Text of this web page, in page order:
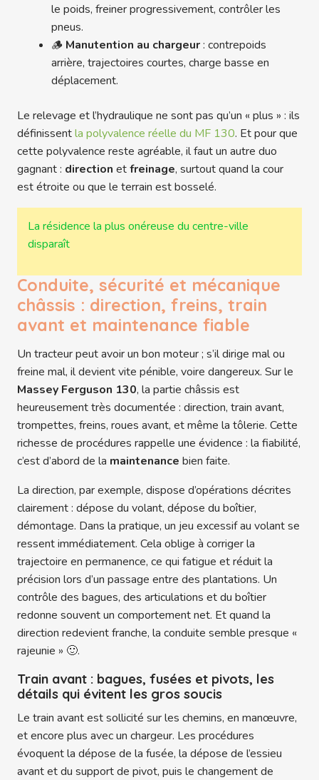
le poids, freiner progressivement, contrôler les
pneus.
🪵 Manutention au chargeur: contrepoids
arrière, trajectoires courtes, charge basse en
déplacement.
Le relevage et l’hydraulique ne sont pas qu’un « plus » : ils
définissentla polyvalence réelle du MF 130. Et pour que
cette polyvalence reste agréable, il faut un autre duo
gagnant : direction etfreinage, surtout quand la cour
est étroite ou que le terrain est bosselé.
La résidence la plus onéreuse du centre-ville
disparaît
Conduite, sécurité et mécanique
châssis : direction, freins, train
avant et maintenance fiable
Un tracteur peut avoir un bon moteur ; s’il dirige mal ou
freine mal, il devient vite pénible, voire dangereux. Sur le
Massey Ferguson 130, la partie châssis est
heureusement très documentée : direction, train avant,
trompettes, freins, roues avant, et même la tôlerie. Cette
richesse de procédures rappelle une évidence : la fiabilité,
c’est d’abord de la maintenance bien faite.
La direction, par exemple, dispose d’opérations décrites
clairement : dépose du volant, dépose du boîtier,
démontage. Dans la pratique, un jeu excessif au volant se
ressent immédiatement. Cela oblige à corriger la
trajectoire en permanence, ce qui fatigue et réduit la
précision lors d’un passage entre des plantations. Un
contrôle des bagues, des articulations et du boîtier
redonne souvent un comportement net. Et quand la
direction redevient franche, la conduite semble presque «
rajeunie » 🙂.
Train avant : bagues, fusées et pivots, les
détails qui évitent les gros soucis
Le train avant est sollicité sur les chemins, en manœuvre,
et encore plus avec un chargeur. Les procédures
évoquent la dépose de la fusée, la dépose de l’essieu
avant et du support de pivot, puis le changement de